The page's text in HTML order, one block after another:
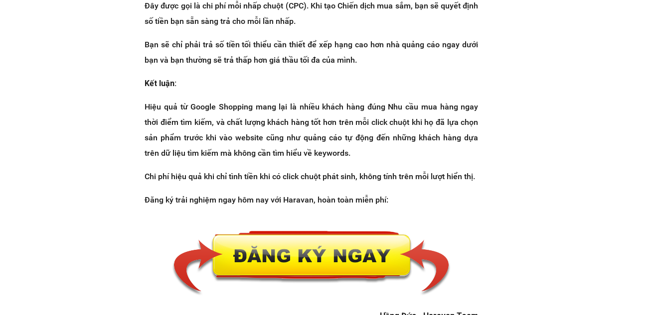
Đây được gọi là chi phí mỗi nhấp chuột (CPC). Khi tạo Chiến dịch mua sắm, bạn sẽ quyết định
số tiền bạn sẵn sàng trả cho mỗi lần nhấp.
Bạn sẽ chỉ phải trả số tiền tối thiểu cần thiết để xếp hạng cao hơn nhà quảng cáo ngay dưới
bạn và bạn thường sẽ trả thấp hơn giá thầu tối đa của mình.
Kết luận:
Hiệu quả từ Google Shopping mang lại là nhiều khách hàng đúng Nhu cầu mua hàng ngay
thời điểm tìm kiếm, và chất lượng khách hàng tốt hơn trên mỗi click chuột khi họ đã lựa chọn
sản phẩm trước khi vào website cũng như quảng cáo tự động đến những khách hàng dựa
trên dữ liệu tìm kiếm mà không cần tìm hiểu về keywords.
Chi phí hiệu quả khi chỉ tình tiền khi có click chuột phát sinh, không tính trên mỗi lượt hiển thị.
Đăng ký trải nghiệm ngay hôm nay với Haravan, hoàn toàn miễn phí: